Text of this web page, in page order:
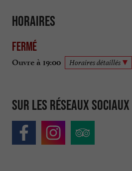
Horaires
Fermé
Ouvre à 19:00 Horaires détaillés
Sur les réseaux sociaux